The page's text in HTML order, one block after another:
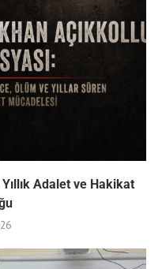
Adalet ve Hakikat